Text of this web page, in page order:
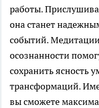
работы.
она станет
событий.
осознанности
сохранить ясность
трансформаций.
вы сможете